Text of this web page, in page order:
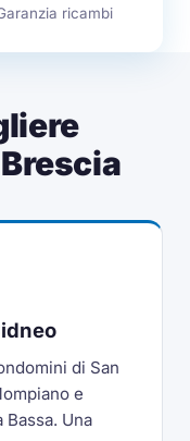
ricambi
Brescia
di San
e
Una